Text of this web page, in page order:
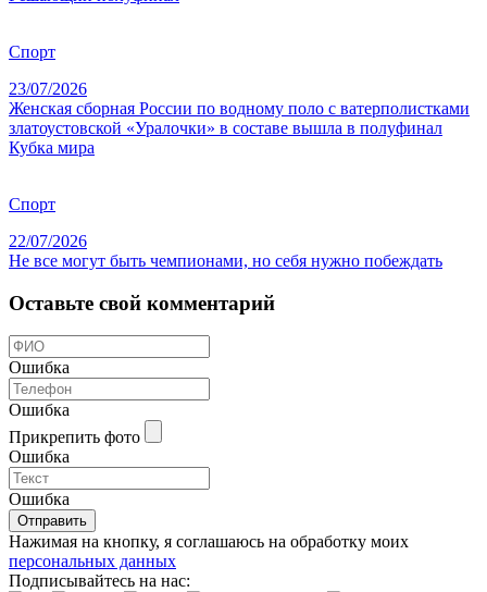
Спорт
23/07/2026
Женская сборная России по водному поло с ватерполистками
златоустовской «Уралочки» в составе вышла в полуфинал
Кубка мира
Спорт
22/07/2026
Не все могут быть чемпионами, но себя нужно побеждать
Оставьте свой комментарий
Ошибка
Ошибка
Прикрепить фото
Ошибка
Ошибка
Отправить
Нажимая на кнопку, я соглашаюсь на обработку моих
персональных данных
Подписывайтесь на нас: